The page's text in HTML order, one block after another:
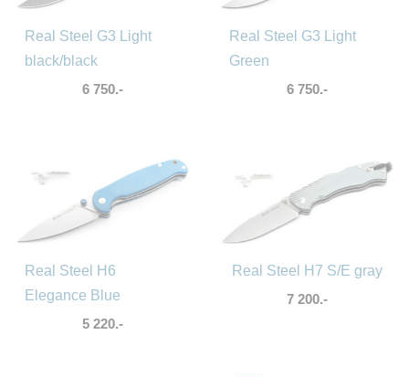
Real Steel G3 Light
black/black
6 750.-
Real Steel G3 Light
Green
6 750.-
Real Steel H6
Elegance Blue
5 220.-
Real Steel H7 S/E gray
7 200.-